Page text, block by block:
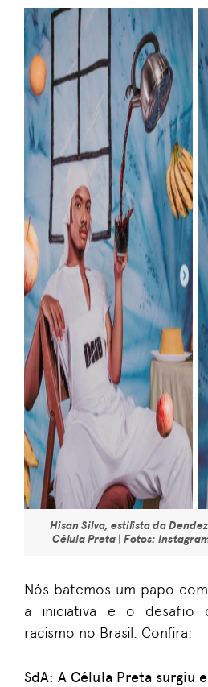
Hisan Silva, estilista da
Célula Preta | Fotos:
Nós batemos um papo
a iniciativa e o desafio
racismo no Brasil. Confira:
SdA:A Célula Preta surgiu